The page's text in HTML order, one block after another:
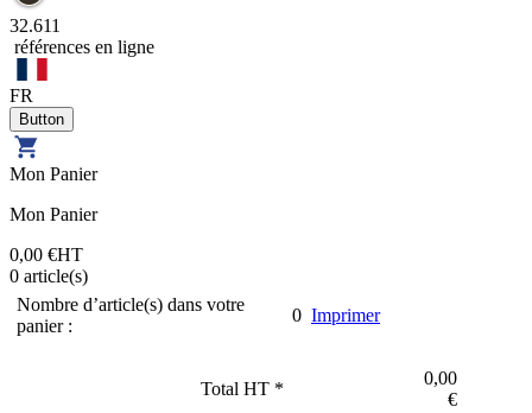
32.611
références en ligne
FR
Mon Panier
Mon Panier
0,00 €HT
0 article(s)
Nombre d’article(s) dans votre
panier :
0 Imprimer
Total HT *
0,00
€